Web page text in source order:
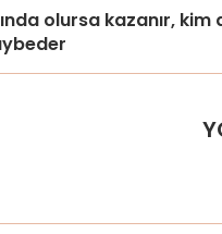
olursa kazanır, kim